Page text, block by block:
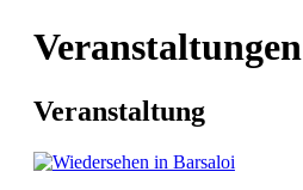
Veranstaltungen
Veranstaltung